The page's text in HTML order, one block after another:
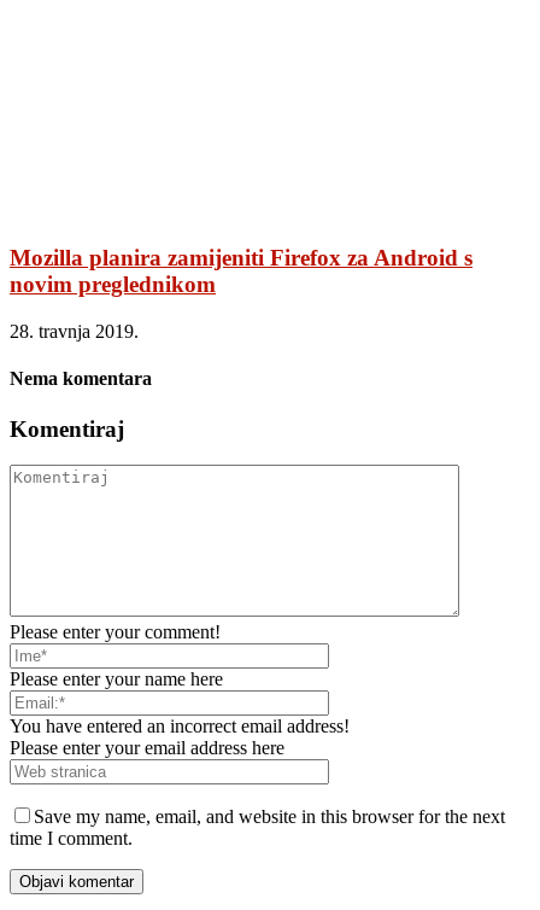
Mozilla planira zamijeniti Firefox za Android s
novim preglednikom
28. travnja 2019.
Nema komentara
Komentiraj
Please enter your comment!
Please enter your name here
You have entered an incorrect email address!
Please enter your email address here
Save my name, email, and website in this browser for the next
time I comment.